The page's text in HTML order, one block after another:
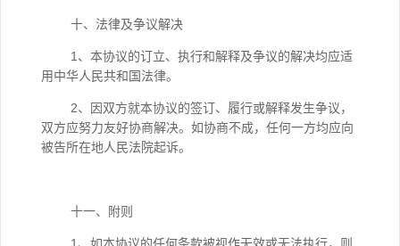
十、法律及争议解决
1、本协议的订立、执行和解释及争议的解决均应适
用中华人民共和国法律。
2、因双方就本协议的签订、履行或解释发生争议，
双方应努力友好协商解决。如协商不成，任何一方均应向
被告所在地人民法院起诉。
十一、附则